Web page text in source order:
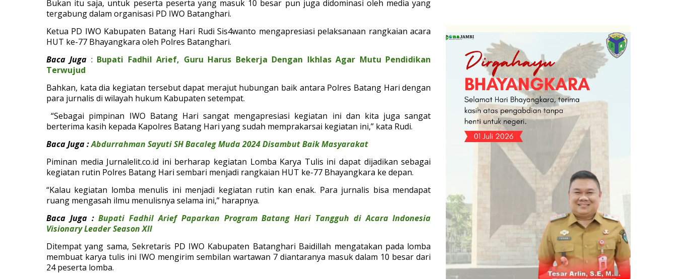
Bukan itu saja, untuk peserta peserta yang masuk 10 besar pun juga didominasi oleh media yang
tergabung dalam organisasi PD IWO Batanghari.
Ketua PD IWO Kabupaten Batang Hari Rudi Sis4wanto mengapresiasi pelaksanaan rangkaian acara
HUT ke-77 Bhayangkara oleh Polres Batanghari.
Baca Juga : Bupati Fadhil Arief, Guru Harus Bekerja Dengan Ikhlas Agar Mutu Pendidikan
Terwujud
Bahkan, kata dia kegiatan tersebut dapat merajut hubungan baik antara Polres Batang Hari dengan
para jurnalis di wilayah hukum Kabupaten setempat.
“Sebagai pimpinan IWO Batang Hari sangat mengapresiasi kegiatan ini dan kita juga sangat
berterima kasih kepada Kapolres Batang Hari yang sudah memprakarsai kegiatan ini,” kata Rudi.
Baca Juga :Abdurrahman Sayuti SH Bacaleg Muda 2024 Disambut Baik Masyarakat
Piminan media Jurnalelit.co.id ini berharap kegiatan Lomba Karya Tulis ini dapat dijadikan sebagai
kegiatan rutin Polres Batang Hari sembari menjadi rangkaian HUT ke-77 Bhayangkara ke depan.
“Kalau kegiatan lomba menulis ini menjadi kegiatan rutin kan enak. Para jurnalis bisa mendapat
ruang mengasah ilmu menulisnya selama ini,” harapnya.
Baca Juga :Bupati Fadhil Arief Paparkan Program Batang Hari Tangguh di Acara Indonesia
Visionary Leader Season XII
Ditempat yang sama, Sekretaris PD IWO Kabupaten Batanghari Baidillah mengatakan pada lomba
membuat karya tulis ini IWO mengirim sembilan wartawan 7 diantaranya masuk dalam 10 besar dari
24 peserta lomba.